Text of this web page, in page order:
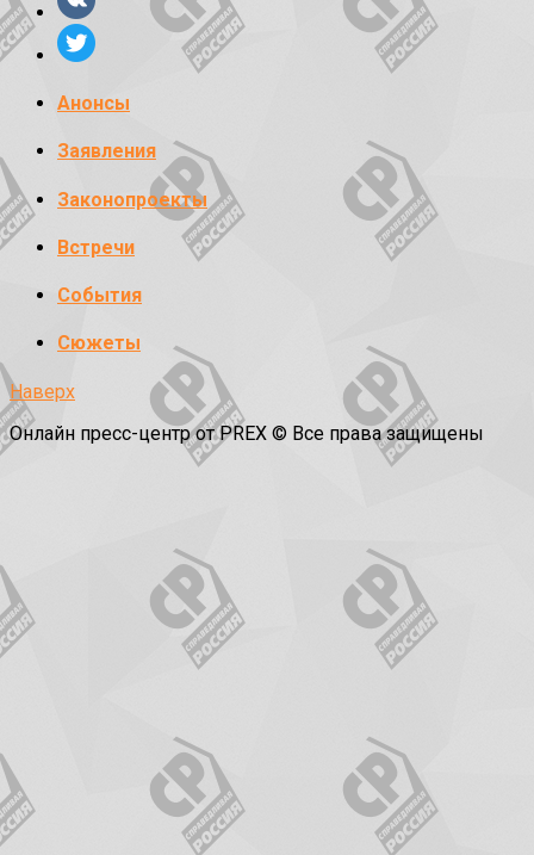
Анонсы
Заявления
Законопроекты
Встречи
События
Сюжеты
Наверх
Онлайн пресс-центр от PREX © Все права защищены